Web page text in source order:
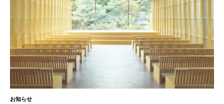
お知らせ